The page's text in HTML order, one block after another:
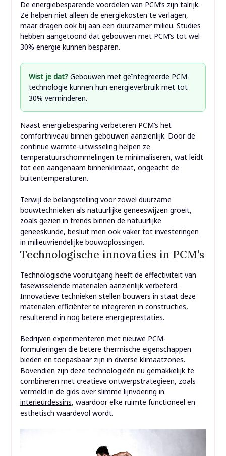
De energiebesparende voordelen van PCM’s zijn talrijk.
Ze helpen niet alleen de energiekosten te verlagen,
maar dragen ook bij aan een duurzamer milieu. Studies
hebben aangetoond dat gebouwen met PCM’s tot wel
30% energie kunnen besparen.
Wist je dat?Gebouwen met geïntegreerde PCM-
technologie kunnen hun energieverbruik met tot
30% verminderen.
Naast energiebesparing verbeteren PCM’s het
comfortniveau binnen gebouwen aanzienlijk. Door de
continue warmte-uitwisseling helpen ze
temperatuurschommelingen te minimaliseren, wat leidt
tot een aangenaam binnenklimaat, ongeacht de
buitentemperaturen.
Terwijl de belangstelling voor zowel duurzame
bouwtechnieken als natuurlijke geneeswijzen groeit,
zoals gezien in trends binnen de natuurlijke
geneeskunde, besluit men ook vaker tot investeringen
in milieuvriendelijke bouwoplossingen.
Technologische innovaties in PCM’s
Technologische vooruitgang heeft de effectiviteit van
fasewisselende materialen aanzienlijk verbeterd.
Innovatieve technieken stellen bouwers in staat deze
materialen efficiënter te integreren in constructies,
resulterend in nog betere energieprestaties.
Bedrijven experimenteren met nieuwe PCM-
formuleringen die betere thermische eigenschappen
bieden en toepasbaar zijn in diverse klimaatzones.
Bovendien zijn deze technologieën nu gemakkelijk te
combineren met creatieve ontwerpstrategieën, zoals
vermeld in de gids overslimme lijnvoering in
interieurdessins, waardoor elke ruimte functioneel en
esthetisch waardevol wordt.